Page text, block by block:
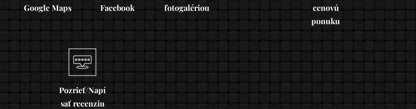
Google Maps
Facebook
fotogalériou
cenovú
ponuku
Pozrieť/Napí
sať recenziu